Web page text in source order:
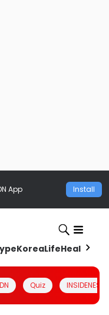
App Install
KoreaLifeHealth
Quiz INSIDENESIA